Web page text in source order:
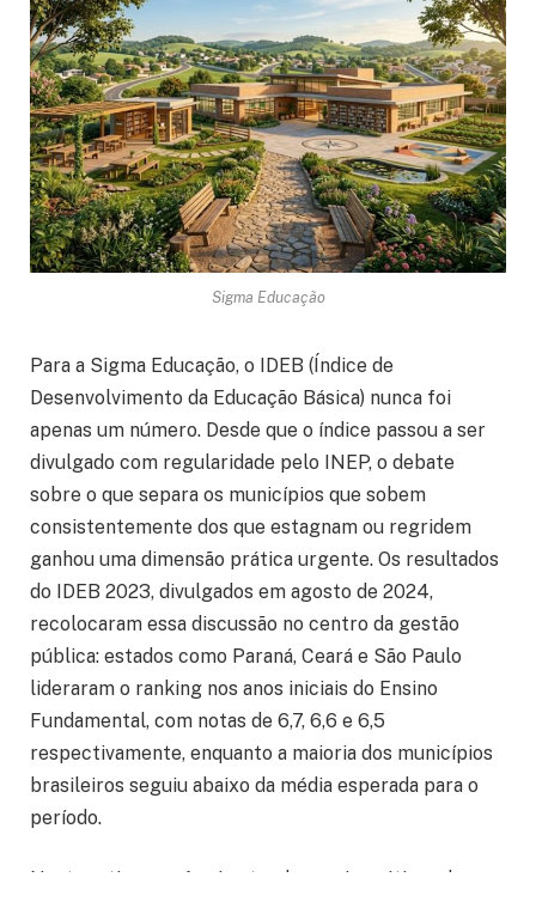
Sigma Educação
Para a Sigma Educação, o IDEB (Índice de
Desenvolvimento da Educação Básica) nunca foi
apenas um número. Desde que o índice passou a ser
divulgado com regularidade pelo INEP, o debate
sobre o que separa os municípios que sobem
consistentemente dos que estagnam ou regridem
ganhou uma dimensão prática urgente. Os resultados
do IDEB 2023, divulgados em agosto de 2024,
recolocaram essa discussão no centro da gestão
pública: estados como Paraná, Ceará e São Paulo
lideraram o ranking nos anos iniciais do Ensino
Fundamental, com notas de 6,7, 6,6 e 6,5
respectivamente, enquanto a maioria dos municípios
brasileiros seguiu abaixo da média esperada para o
período.
Neste artigo, você vai entender quais práticas de